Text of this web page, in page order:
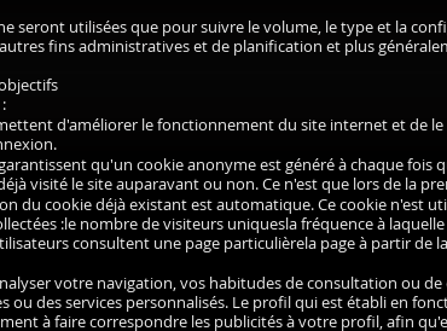
seront utilisées que pour suivre le volume, le type et la
fins administratives et de planification et plus
d'améliorer le fonctionnement du site internet et de
qu'un cookie anonyme est généré à chaque fois
visité le site auparavant ou non. Ce n'est que lors de la
du cookie déjà existant est automatique. Ce cookie n'est
:le nombre de visiteurs uniquesla fréquence à
consultent une page particulièrela page à partir de
votre navigation, vos habitudes de consultation ou
ou des services personnalisés. Le profil qui est établi en
à faire correspondre les publicités à votre profil, afin